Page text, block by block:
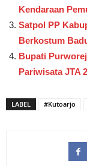
Kendaraan
Satpol PP
Berkostum
Bupati
Pariwisata JTA
LABEL #Kutoarjo